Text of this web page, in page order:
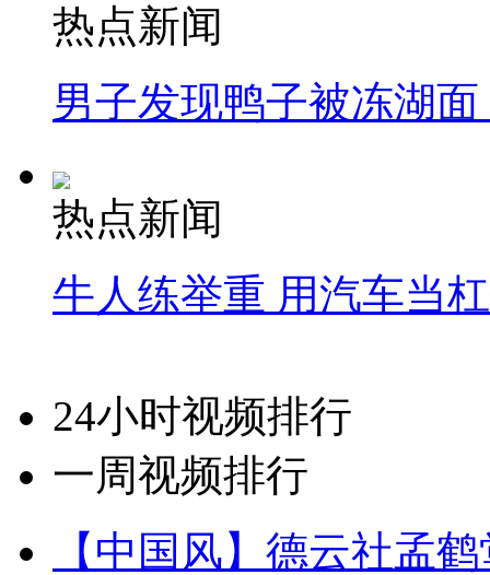
热点新闻
男子发现鸭子被冻湖
热点新闻
牛人练举重 用汽车当
24小时视频排行
一周视频排行
【中国风】德云社孟